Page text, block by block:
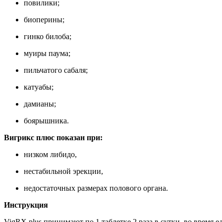
повилики;
биоперины;
гинко билоба;
муиры паума;
пильчатого сабаля;
катуабы;
дамианы;
боярышника.
Вигрикс плюс показан при:
низком либидо,
нестабильной эрекции,
недостаточных размерах полового органа.
Инструкция